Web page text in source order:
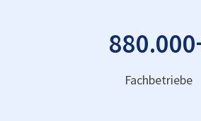
880.000
Fachbetriebe